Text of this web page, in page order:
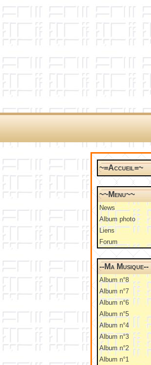
~=Accueil=~
~~Menu~~
News
Album photo
Liens
Forum
--Ma Musique--
Album n°8
Album n°7
Album n°6
Album n°5
Album n°4
Album n°3
Album n°2
Album n°1